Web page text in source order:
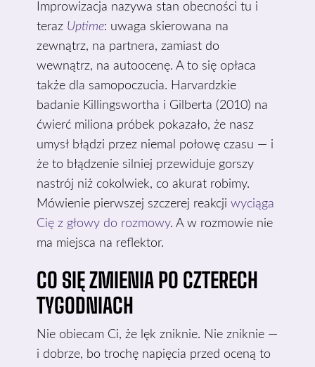
Improwizacja nazywa stan obecności tu i
teraz Uptime: uwaga skierowana na
zewnątrz, na partnera, zamiast do
wewnątrz, na autoocenę. A to się opłaca
także dla samopoczucia. Harvardzkie
badanie Killingswortha i Gilberta (2010) na
ćwierć miliona próbek pokazało, że nasz
umysł błądzi przez niemal połowę czasu — i
że to błądzenie silniej przewiduje gorszy
nastrój niż cokolwiek, co akurat robimy.
Mówienie pierwszej szczerej reakcjiwyciąga
Cię z głowy do rozmowy. A w rozmowie nie
ma miejsca na reflektor.
CO SIĘ ZMIENIA PO CZTERECH
TYGODNIACH
Nie obiecam Ci, że lęk zniknie. Nie zniknie —
i dobrze, bo trochę napięcia przed oceną to